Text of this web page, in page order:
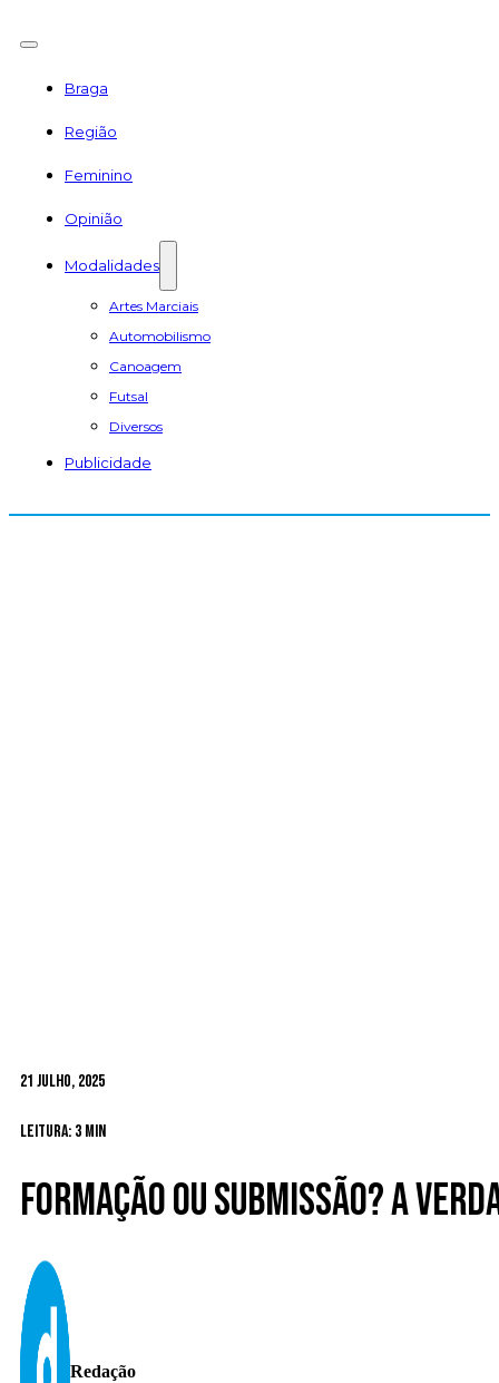
Braga
Região
Feminino
Opinião
Modalidades
Artes Marciais
Automobilismo
Canoagem
Futsal
Diversos
Publicidade
21 Julho, 2025
Leitura: 3 min
Formação ou submissão? A
Redação